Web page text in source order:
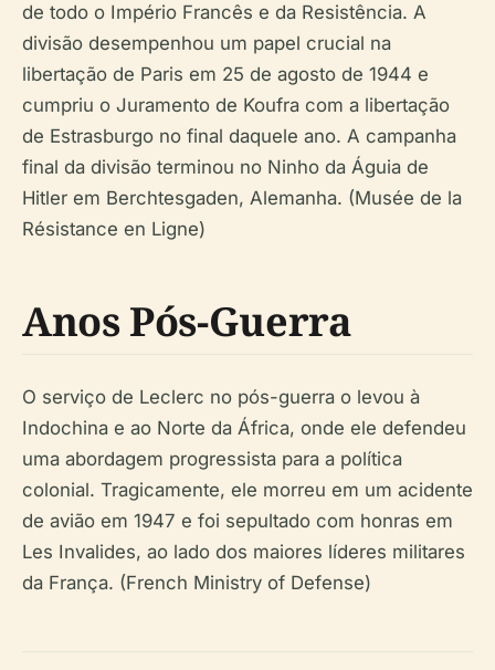
de todo o Império Francês e da Resistência. A
divisão desempenhou um papel crucial na
libertação de Paris em 25 de agosto de 1944 e
cumpriu o Juramento de Koufra com a libertação
de Estrasburgo no final daquele ano. A campanha
final da divisão terminou no Ninho da Águia de
Hitler em Berchtesgaden, Alemanha. (Musée de la
Résistance en Ligne)
Anos Pós-Guerra
O serviço de Leclerc no pós-guerra o levou à
Indochina e ao Norte da África, onde ele defendeu
uma abordagem progressista para a política
colonial. Tragicamente, ele morreu em um acidente
de avião em 1947 e foi sepultado com honras em
Les Invalides, ao lado dos maiores líderes militares
da França. (French Ministry of Defense)